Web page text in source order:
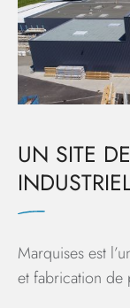
UN SITE
Marquises est
et fabrication de